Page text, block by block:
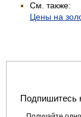
См. также:
Цены на
Подпишитесь